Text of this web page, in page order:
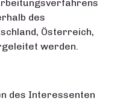
des
Österreich,
werden.
des Interessenten